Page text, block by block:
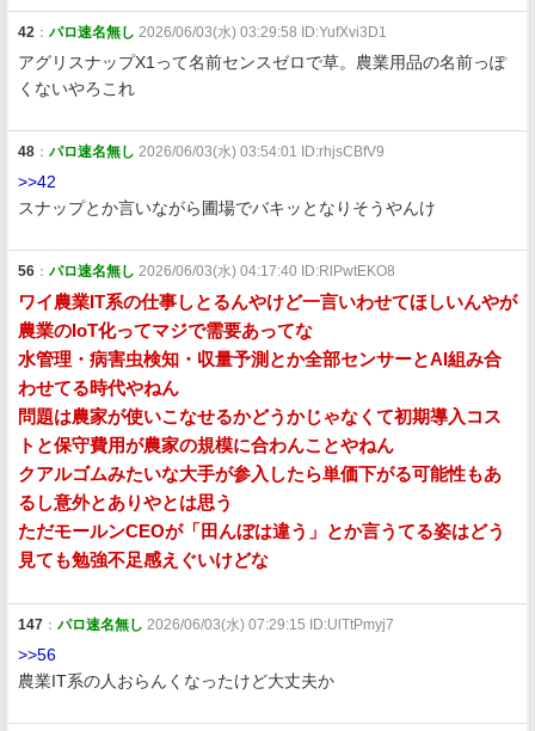
42 ： パロ速名無し 2026/06/03(水) 03:29:58 ID:YufXvi3D1
アグリスナップX1って名前センスゼロで草。農業用品の名前っぽ
くないやろこれ
48 ： パロ速名無し 2026/06/03(水) 03:54:01 ID:rhjsCBfV9
>>42
スナップとか言いながら圃場でバキッとなりそうやんけ
56 ： パロ速名無し 2026/06/03(水) 04:17:40 ID:RlPwtEKO8
ワイ農業IT系の仕事しとるんやけど一言いわせてほしいんやが
農業のIoT化ってマジで需要あってな
水管理・病害虫検知・収量予測とか全部センサーとAI組み合
わせてる時代やねん
問題は農家が使いこなせるかどうかじゃなくて初期導入コス
トと保守費用が農家の規模に合わんことやねん
クアルゴムみたいな大手が参入したら単価下がる可能性もあ
るし意外とありやとは思う
ただモールンCEOが「田んぼは違う」とか言うてる姿はどう
見ても勉強不足感えぐいけどな
147 ： パロ速名無し 2026/06/03(水) 07:29:15 ID:UlTtPmyj7
>>56
農業IT系の人おらんくなったけど大丈夫か